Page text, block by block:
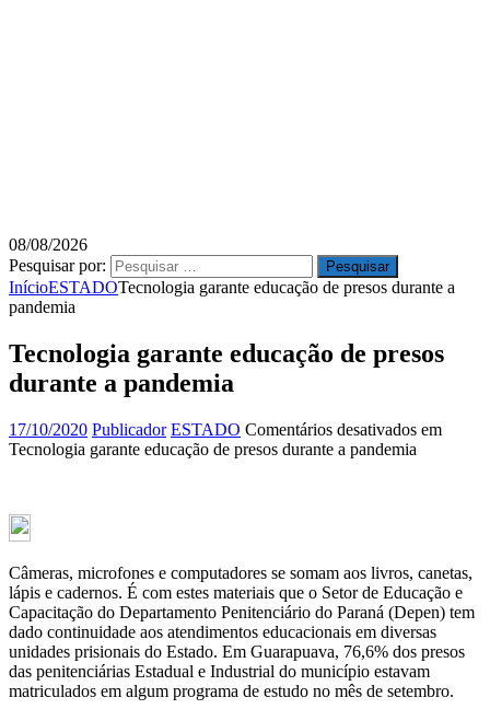
08/08/2026
Pesquisar por:
InícioESTADOTecnologia garante educação de presos durante a
pandemia
Tecnologia garante educação de presos
durante a pandemia
17/10/2020 Publicador ESTADO Comentários desativados em
Tecnologia garante educação de presos durante a pandemia
Câmeras, microfones e computadores se somam aos livros, canetas,
lápis e cadernos. É com estes materiais que o Setor de Educação e
Capacitação do Departamento Penitenciário do Paraná (Depen) tem
dado continuidade aos atendimentos educacionais em diversas
unidades prisionais do Estado. Em Guarapuava, 76,6% dos presos
das penitenciárias Estadual e Industrial do município estavam
matriculados em algum programa de estudo no mês de setembro.